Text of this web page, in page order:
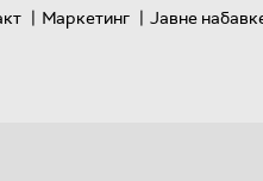
| Маркетинг | Јавне